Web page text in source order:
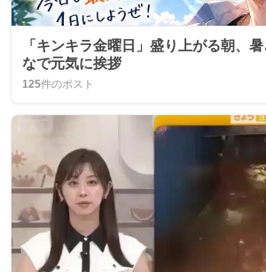
「キンキラ金曜日」盛り上がる朝、
なで元気に挨拶
125件のポスト